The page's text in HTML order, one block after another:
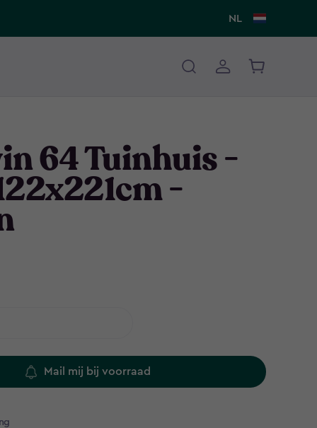
NL
64 Tuinhuis -
-
Mail mij bij voorraad